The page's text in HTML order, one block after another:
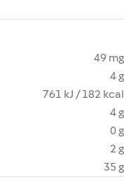
49 mg
4 g
761 kJ / 182 kcal
4 g
0 g
2 g
35 g